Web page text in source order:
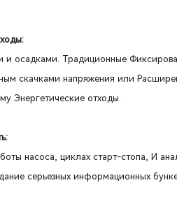
осадками. Традиционные
скачками напряжения или
Энергетические отходы.
насоса, циклах старт-стопа, И
серьезных информационных